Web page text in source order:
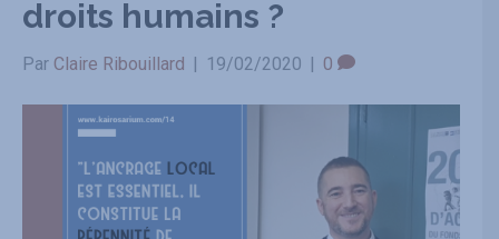
droits humains ?
Par Claire Ribouillard | 19/02/2020 | 0